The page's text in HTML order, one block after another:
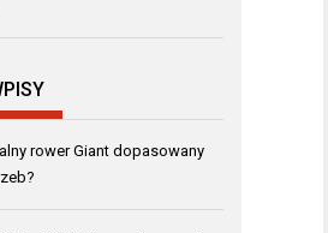
rower Giant dopasowany